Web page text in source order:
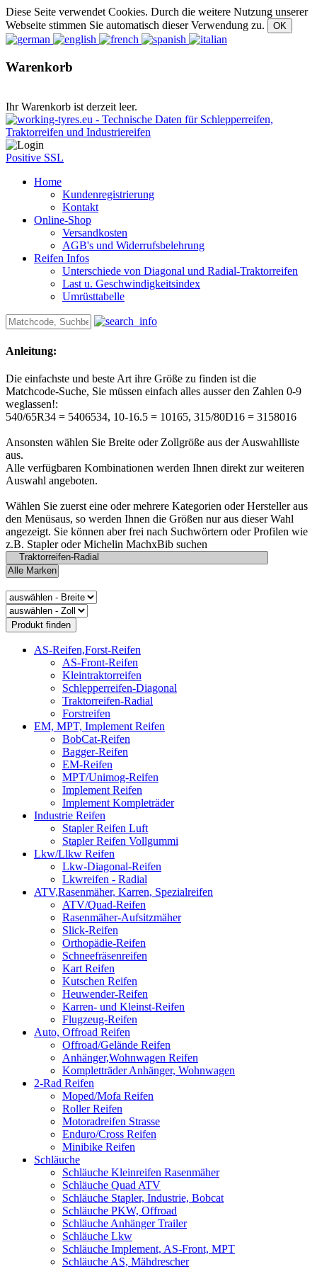
Diese Seite verwendet Cookies. Durch die weitere Nutzung unserer
Webseite stimmen Sie automatisch dieser Verwendung zu.
Warenkorb
Ihr Warenkorb ist derzeit leer.
Positive SSL
Home
Kundenregistrierung
Kontakt
Online-Shop
Versandkosten
AGB's und Widerrufsbelehrung
Reifen Infos
Unterschiede von Diagonal und Radial-Traktorreifen
Last u. Geschwindigkeitsindex
Umrüsttabelle
Anleitung:
Die einfachste und beste Art ihre Größe zu finden ist die
Matchcode-Suche, Sie müssen einfach alles ausser den Zahlen 0-9
weglassen!:
540/65R34 = 5406534, 10-16.5 = 10165, 315/80D16 = 3158016
Ansonsten wählen Sie Breite oder Zollgröße aus der Auswahlliste
aus.
Alle verfügbaren Kombinationen werden Ihnen direkt zur weiteren
Auswahl angeboten.
Wählen Sie zuerst eine oder mehrere Kategorien oder Hersteller aus
den Menüsaus, so werden Ihnen die Größen nur aus dieser Wahl
angezeigt. Sie können aber frei nach Suchwörtern oder Profilen wie
z.B. Stapler oder Michelin MachxBib suchen
AS-Reifen,Forst-Reifen
AS-Front-Reifen
Kleintraktorreifen
Schlepperreifen-Diagonal
Traktorreifen-Radial
Forstreifen
EM, MPT, Implement Reifen
BobCat-Reifen
Bagger-Reifen
EM-Reifen
MPT/Unimog-Reifen
Implement Reifen
Implement Kompleträder
Industrie Reifen
Stapler Reifen Luft
Stapler Reifen Vollgummi
Lkw/Llkw Reifen
Lkw-Diagonal-Reifen
Lkwreifen - Radial
ATV,Rasenmäher, Karren, Spezialreifen
ATV/Quad-Reifen
Rasenmäher-Aufsitzmäher
Slick-Reifen
Orthopädie-Reifen
Schneefräsenreifen
Kart Reifen
Kutschen Reifen
Heuwender-Reifen
Karren- und Kleinst-Reifen
Flugzeug-Reifen
Auto, Offroad Reifen
Offroad/Gelände Reifen
Anhänger,Wohnwagen Reifen
Kompletträder Anhänger, Wohnwagen
2-Rad Reifen
Moped/Mofa Reifen
Roller Reifen
Motoradreifen Strasse
Enduro/Cross Reifen
Minibike Reifen
Schläuche
Schläuche Kleinreifen Rasenmäher
Schläuche Quad ATV
Schläuche Stapler, Industrie, Bobcat
Schläuche PKW, Offroad
Schläuche Anhänger Trailer
Schläuche Lkw
Schläuche Implement, AS-Front, MPT
Schläuche AS, Mähdrescher